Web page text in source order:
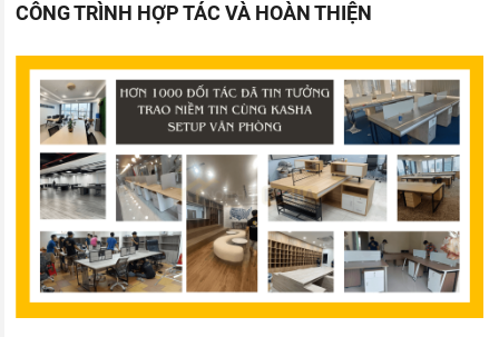
CÔNG TRÌNH HỢP TÁC VÀ HOÀN THIỆN